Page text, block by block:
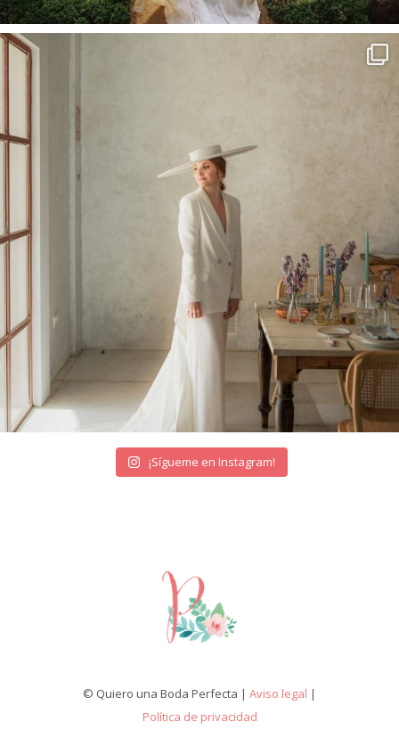
¡Sígueme en Instagram!
© Quiero una Boda Perfecta | Aviso legal |
Política de privacidad